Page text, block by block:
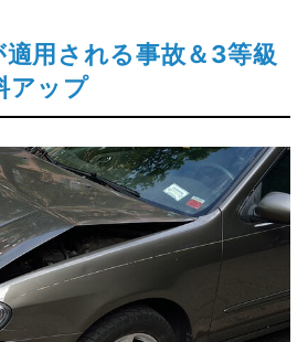
適用される事故＆3等級
アップ